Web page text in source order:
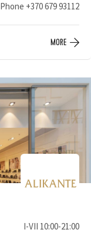
Phone +370 679 93112
MORE
I-VII 10:00-21:00